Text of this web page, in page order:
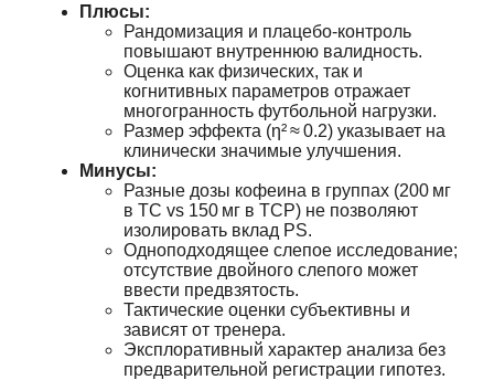
Плюсы:
Рандомизация и плацебо‑контроль
повышают внутреннюю валидность.
Оценка как физических, так и
когнитивных параметров отражает
многогранность футбольной нагрузки.
Размер эффекта (η² ≈ 0.2) указывает на
клинически значимые улучшения.
Минусы:
Разные дозы кофеина в группах (200 мг
в TC vs 150 мг в TCP) не позволяют
изолировать вклад PS.
Одноподходящее слепое исследование;
отсутствие двойного слепого может
ввести предвзятость.
Тактические оценки субъективны и
зависят от тренера.
Эксплоративный характер анализа без
предварительной регистрации гипотез.